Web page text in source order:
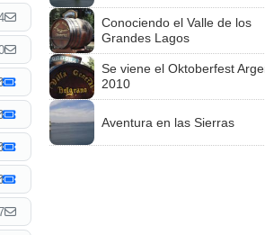
Conociendo el Valle de los
Grandes Lagos
Se viene el Oktoberfest
2010
Aventura en las Sierras